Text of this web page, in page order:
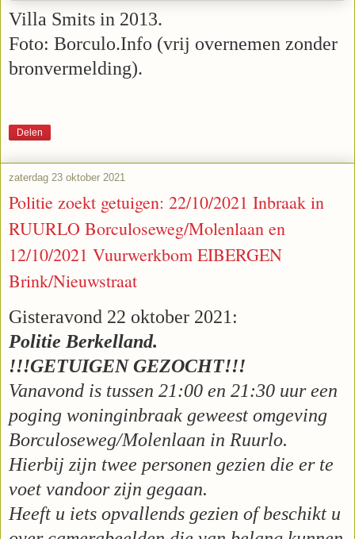
Villa Smits in 2013.
Foto: Borculo.Info (vrij overnemen zonder
bronvermelding).
Delen
zaterdag 23 oktober 2021
Politie zoekt getuigen: 22/10/2021 Inbraak in
RUURLO Borculoseweg/Molenlaan en
12/10/2021 Vuurwerkbom EIBERGEN
Brink/Nieuwstraat
Gisteravond 22 oktober 2021:
Politie Berkelland.
!!!GETUIGEN GEZOCHT!!!
Vanavond is tussen 21:00 en 21:30 uur een
poging woninginbraak geweest omgeving
Borculoseweg/Molenlaan in Ruurlo.
Hierbij zijn twee personen gezien die er te
voet vandoor zijn gegaan.
Heeft u iets opvallends gezien of beschikt u